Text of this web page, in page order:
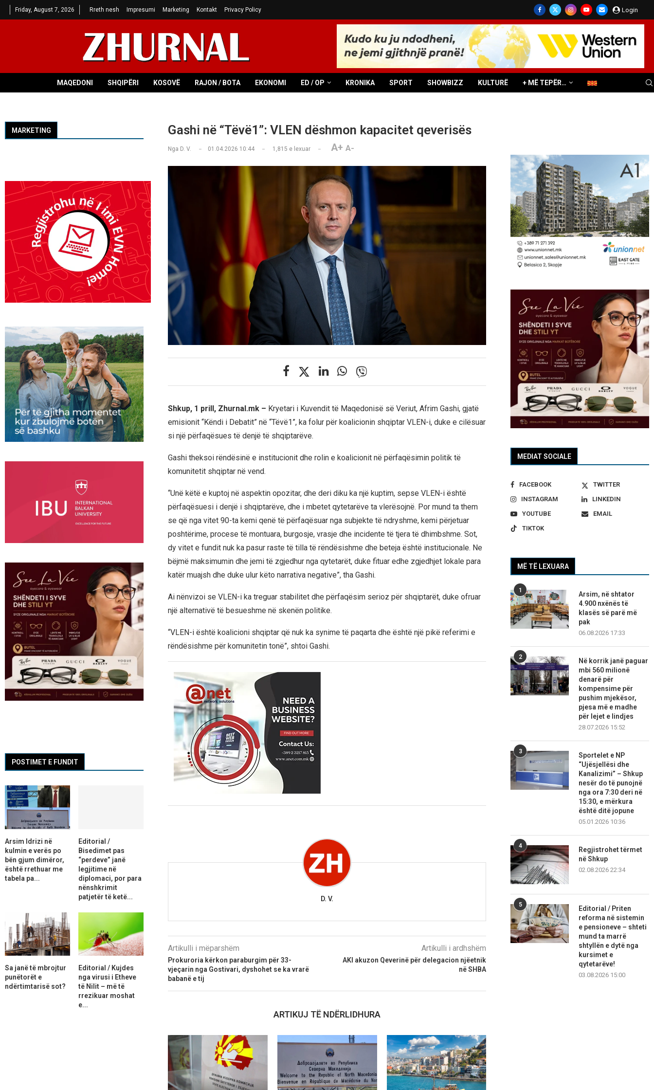
Friday, August 7, 2026 Rreth nesh Impresumi Marketing Kontakt Privacy Policy Login
MAQEDONI SHQIPËRI KOSOVË RAJON / BOTA EKONOMI ED / OP KRONIKA SPORT SHOWBIZZ KULTURË + MË TEPËR…
Gashi në “Tëvë1”: VLEN dëshmon kapacitet qeverisës
Nga D. V. 01.04.2026 10:44 1,815 e lexuar A+ A-
Shkup, 1 prill, Zhurnal.mk – Kryetari i Kuvendit të Maqedonisë së Veriut, Afrim Gashi, gjatë
emisionit “Këndi i Debatit” në “Tëvë1”, ka folur për koalicionin shqiptar VLEN-i, duke e cilësuar
si një përfaqësues të denjë të shqiptarëve.
Gashi theksoi rëndësinë e institucionit dhe rolin e koalicionit në përfaqësimin politik të
komunitetit shqiptar në vend.
“Unë këtë e kuptoj në aspektin opozitar, dhe deri diku ka një kuptim, sepse VLEN-i është
përfaqësuesi i denjë i shqiptarëve, dhe i mbetet qytetarëve ta vlerësojnë. Por mund ta them
se që nga vitet 90-ta kemi qenë të përfaqësuar nga subjekte të ndryshme, kemi përjetuar
poshtërime, procese të montuara, burgosje, vrasje dhe incidente të tjera të dhimbshme. Sot,
dy vitet e fundit nuk ka pasur raste të tilla të rëndësishme dhe beteja është institucionale. Ne
bëjmë maksimumin dhe jemi të zgjedhur nga qytetarët, duke fituar edhe zgjedhjet lokale para
katër muajsh dhe duke ulur këto narrativa negative”, tha Gashi.
Ai nënvizoi se VLEN-i ka treguar stabilitet dhe përfaqësim serioz për shqiptarët, duke ofruar
një alternativë të besueshme në skenën politike.
“VLEN-i është koalicioni shqiptar që nuk ka synime të paqarta dhe është një pikë referimi e
rëndësishme për komunitetin tonë”, shtoi Gashi.
D. V.
Artikulli i mëparshëm
Prokuroria kërkon paraburgim për 33-
vjeçarin nga Gostivari, dyshohet se ka vrarë
babanë e tij
Artikulli i ardhshëm
AKI akuzon Qeverinë për delegacion njëetnik
në SHBA
ARTIKUJ TË NDËRLIDHURA
MEDIAT SOCIALE
FACEBOOK
TWITTER
INSTAGRAM
LINKEDIN
YOUTUBE
EMAIL
TIKTOK
MË TË LEXUARA
1
Arsim, në shtator
4.900 nxënës të
klasës së parë më
pak
06.08.2026 17:33
2
Në korrik janë paguar
mbi 560 milionë
denarë për
kompensime për
pushim mjekësor,
pjesa më e madhe
për lejet e lindjes
28.07.2026 15:52
3
Sportelet e NP
“Ujësjellësi dhe
Kanalizimi” – Shkup
nesër do të punojnë
nga ora 7:30 deri në
15:30, e mërkura
është ditë jopune
05.01.2026 10:36
4
Regjistrohet tërmet
në Shkup
02.08.2026 22:34
5
Editorial / Priten
reforma në sistemin
e pensioneve – shteti
mund ta marrë
shtyllën e dytë nga
kursimet e
qytetarëve!
03.08.2026 15:00
MARKETING
POSTIMET E FUNDIT
Arsim Idrizi në
kulmin e verës po
bën gjum dimëror,
është rrethuar me
tabela pa...
Editorial /
Bisedimet pas
“perdeve” janë
legjitime në
diplomaci, por para
nënshkrimit
patjetër të ketë...
Sa janë të mbrojtur
punëtorët e
ndërtimtarisë sot?
Editorial / Kujdes
nga virusi i Etheve
të Nilit – më të
rrezikuar moshat
e...